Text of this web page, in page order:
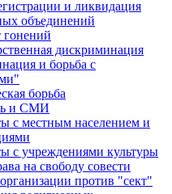
и ликвидация
объединений
гонений
дискриминация
и борьба с
борьба
и СМИ
с местным населением и
с учреждениями культуры
на свободу совести
против "сект"